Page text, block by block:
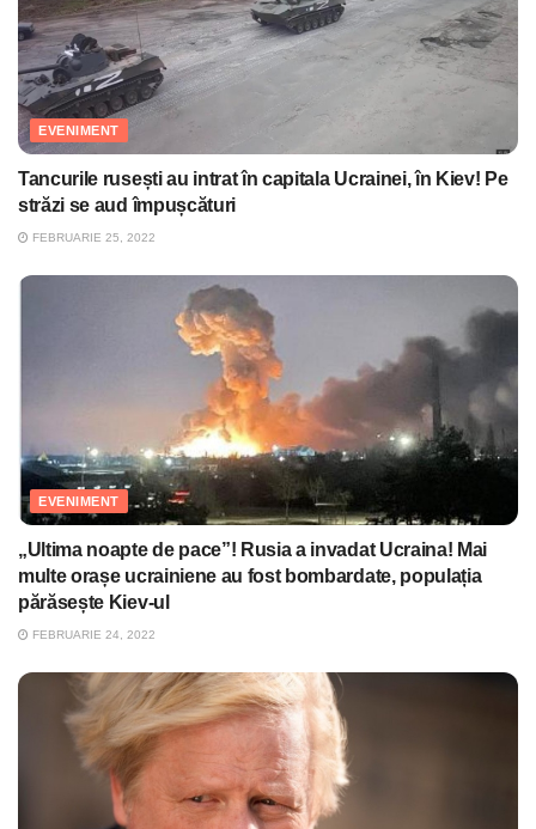
EVENIMENT
Tancurile rusești au intrat în capitala Ucrainei, în Kiev! Pe
străzi se aud împușcături
FEBRUARIE 25, 2022
EVENIMENT
„Ultima noapte de pace”! Rusia a invadat Ucraina! Mai
multe orașe ucrainiene au fost bombardate, populația
părăsește Kiev-ul
FEBRUARIE 24, 2022